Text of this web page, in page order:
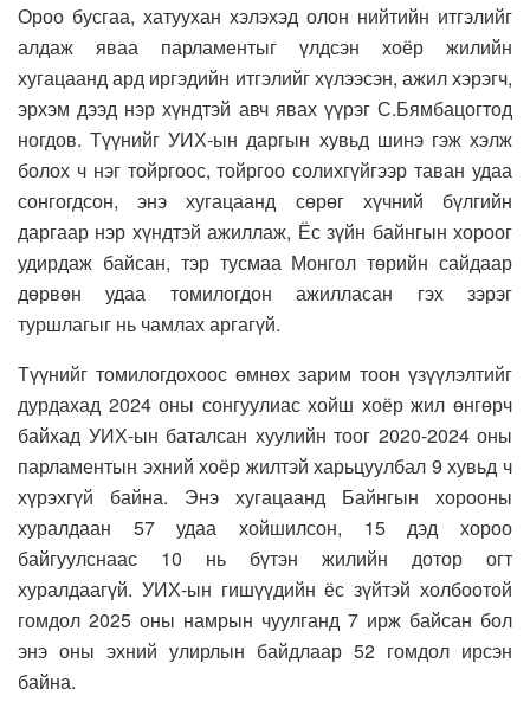
Ороо бусгаа, хатуухан хэлэхэд олон нийтийн итгэлийг
алдаж яваа парламентыг үлдсэн хоёр жилийн
хугацаанд ард иргэдийн итгэлийг хүлээсэн, ажил хэрэгч,
эрхэм дээд нэр хүндтэй авч явах үүрэг С.Бямбацогтод
ногдов. Түүнийг УИХ-ын даргын хувьд шинэ гэж хэлж
болох ч нэг тойргоос, тойргоо солихгүйгээр таван удаа
сонгогдсон, энэ хугацаанд сөрөг хүчний бүлгийн
даргаар нэр хүндтэй ажиллаж, Ёс зүйн байнгын хороог
удирдаж байсан, тэр тусмаа Монгол төрийн сайдаар
дөрвөн удаа томилогдон ажилласан гэх зэрэг
туршлагыг нь чамлах аргагүй.
Түүнийг томилогдохоос өмнөх зарим тоон үзүүлэлтийг
дурдахад 2024 оны сонгуулиас хойш хоёр жил өнгөрч
байхад УИХ-ын баталсан хуулийн тоог 2020-2024 оны
парламентын эхний хоёр жилтэй харьцуулбал 9 хувьд ч
хүрэхгүй байна. Энэ хугацаанд Байнгын хорооны
хуралдаан 57 удаа хойшилсон, 15 дэд хороо
байгуулснаас 10 нь бүтэн жилийн дотор огт
хуралдаагүй. УИХ-ын гишүүдийн ёс зүйтэй холбоотой
гомдол 2025 оны намрын чуулганд 7 ирж байсан бол
энэ оны эхний улирлын байдлаар 52 гомдол ирсэн
байна.